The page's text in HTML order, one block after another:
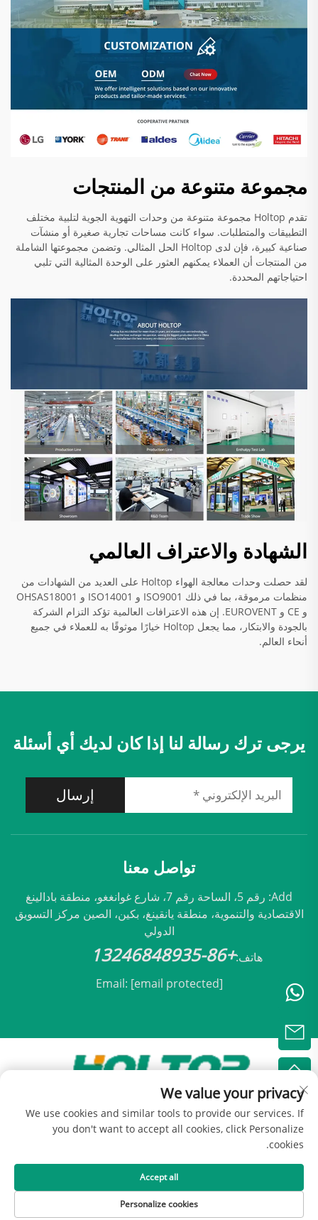
مجموعة متنوعة من المنتجات
تقدم Holtop مجموعة متنوعة من وحدات التهوية الجوية لتلبية مختلف
التطبيقات والمتطلبات. سواء كانت مساحات تجارية صغيرة أو منشآت
صناعية كبيرة، فإن لدى Holtop الحل المثالي. وتضمن مجموعتها الشاملة
من المنتجات أن العملاء يمكنهم العثور على الوحدة المثالية التي تلبي
احتياجاتهم المحددة.
الشهادة والاعتراف العالمي
لقد حصلت وحدات معالجة الهواء Holtop على العديد من الشهادات من
منظمات مرموقة، بما في ذلك ISO9001 و ISO14001 و OHSAS18001
و CE و EUROVENT. إن هذه الاعترافات العالمية تؤكد التزام الشركة
بالجودة والابتكار، مما يجعل Holtop خيارًا موثوقًا به للعملاء في جميع
أنحاء العالم.
يرجى ترك رسالة لنا إذا كان لديك أي أسئلة
إرسال
تواصل معنا
Add: رقم 5، الساحة رقم 7، شارع غوانغغو، منطقة بادالينغ
الاقتصادية والتنموية، منطقة يانقينغ، بكين، الصين مركز التسويق
الدولي
هاتف:+86-13246848935
Email: [email protected]
حقوق النشر © 2025 مملوكة لشركة بكين هولتوب للتكيف
المحدودة -سياسة الخصوصية
We value your privacy
We use cookies and similar tools to provide our services. If
you don't want to accept all cookies, click Personalize
cookies.
Personalize cookies
Accept all